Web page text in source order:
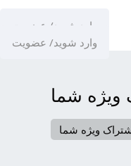
وارد شوید/ عضویت
وارد شوید/ عضویت
ویژه شما
ویژه شما